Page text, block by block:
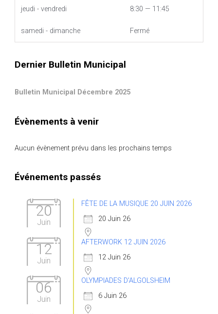
jeudi - vendredi 8:30 — 11:45
samedi - dimanche Fermé
Dernier Bulletin Municipal
Bulletin Municipal Décembre 2025
Évènements à venir
Aucun évènement prévu dans les prochains temps
Événements passés
20
Juin
FÊTE DE LA MUSIQUE 20 JUIN 2026
20 Juin 26
12
Juin
AFTERWORK 12 JUIN 2026
12 Juin 26
06
Juin
OLYMPIADES D'ALGOLSHEIM
6 Juin 26